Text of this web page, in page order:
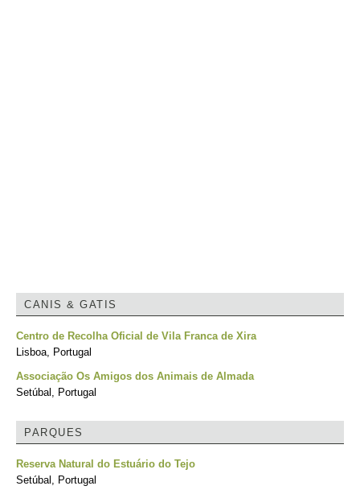
CANIS & GATIS
Centro de Recolha Oficial de Vila Franca de Xira
Lisboa, Portugal
Associação Os Amigos dos Animais de Almada
Setúbal, Portugal
PARQUES
Reserva Natural do Estuário do Tejo
Setúbal, Portugal